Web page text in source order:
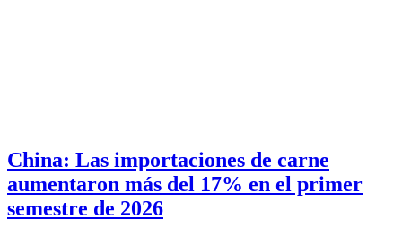
China: Las importaciones de carne
aumentaron más del 17% en el primer
semestre de 2026